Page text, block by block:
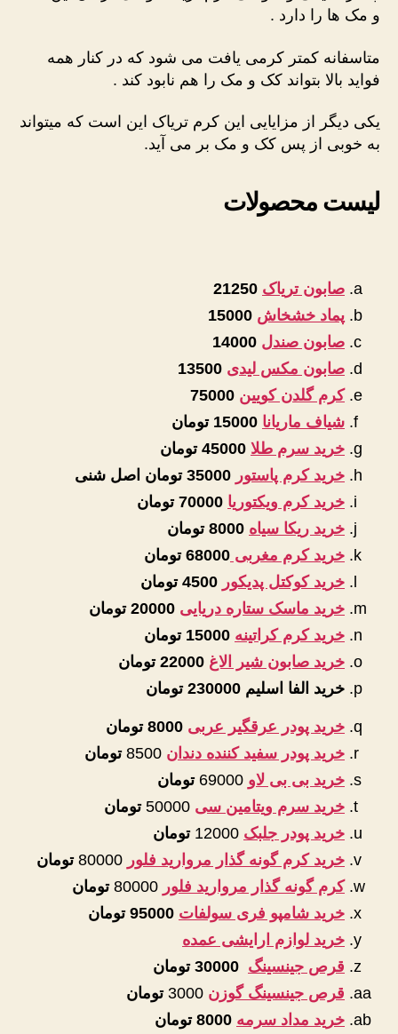
و مک ها را دارد .
متاسفانه کمتر کرمی یافت می شود که در کنار همه
فواید بالا بتواند کک و مک را هم نابود کند .
یکی دیگر از مزایایی این کرم تریاک این است که میتواند
به خوبی از پس کک و مک بر می آید.
لیست محصولات
صابون تریاک
پماد خشخاش
صابون صندل
صابون مکس لیدی
کرم گلدن کویین
شیاف ماریانا
خرید سرم طلا
خرید کرم پاستور
خرید کرم ویکتوریا
خرید ریکا سیاه
خرید کرم مغربی 68000 تومان
خرید کوکتل پدیکور
خرید ماسک ستاره دریایی
خرید کرم کراتینه
خرید صابون شیر الاغ
خرید الفا اسلیم
خرید پودر عرقگیر عربی
خرید پودر سفید کننده دندان
تومان
خرید بی بی لاو
تومان
خرید سرم ویتامین سی
تومان
خرید پودر جلبک
تومان
خرید کرم گونه گذار مروارید فلور
تومان
کرم گونه گذار مروارید فلور
تومان
خرید شامپو فری سولفات
خرید لوازم ارایشی عمده
قرص جینسینگ
قرص جینسینگ گوزن
تومان
خرید مداد سرمه